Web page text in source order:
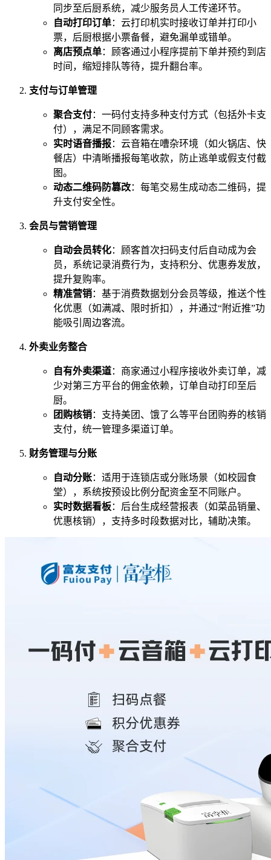
同步至后厨系统，减少服务员人工传递环节。
自动打印订单：云打印机实时接收订单并打印小
票，后厨根据小票备餐，避免漏单或错单。
离店预点单：顾客通过小程序提前下单并预约到店
时间，缩短排队等待，提升翻台率。
支付与订单管理
聚合支付：一码付支持多种支付方式（包括外卡支
付），满足不同顾客需求。
实时语音播报：云音箱在嘈杂环境（如火锅店、快
餐店）中清晰播报每笔收款，防止逃单或假支付截
图。
动态二维码防篡改：每笔交易生成动态二维码，提
升支付安全性。
会员与营销管理
自动会员转化：顾客首次扫码支付后自动成为会
员，系统记录消费行为，支持积分、优惠券发放，
提升复购率。
精准营销：基于消费数据划分会员等级，推送个性
化优惠（如满减、限时折扣），并通过“附近推”功
能吸引周边客流。
外卖业务整合
自有外卖渠道：商家通过小程序接收外卖订单，减
少对第三方平台的佣金依赖，订单自动打印至后
厨。
团购核销：支持美团、饿了么等平台团购券的核销
支付，统一管理多渠道订单。
财务管理与分账
自动分账：适用于连锁店或分账场景（如校园食
堂），系统按预设比例分配资金至不同账户。
实时数据看板：后台生成经营报表（如菜品销量、
优惠核销），支持多时段数据对比，辅助决策。